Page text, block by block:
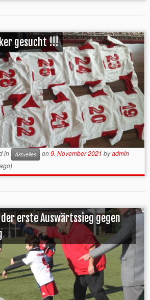
gesucht !!!
in Aktuelles on9. November 2021 byadmin
der erste Auswärtssieg gegen